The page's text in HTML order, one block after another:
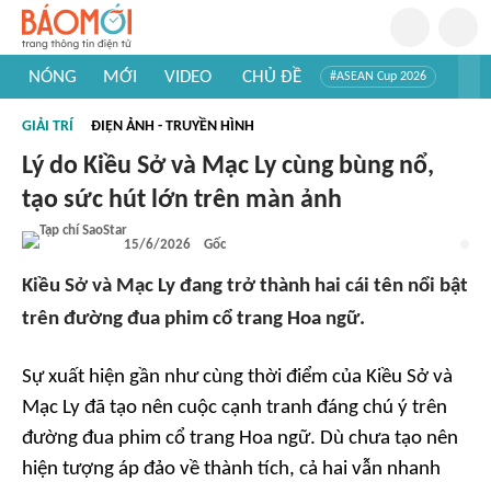
NÓNG MỚI VIDEO CHỦ ĐỀ #ASEAN Cup 2026
#Khám phá thế giới
GIẢI TRÍ ĐIỆN ẢNH - TRUYỀN HÌNH
Lý do Kiều Sở và Mạc Ly cùng bùng nổ,
tạo sức hút lớn trên màn ảnh
15/6/2026 Gốc
Kiều Sở và Mạc Ly đang trở thành hai cái tên nổi bật
trên đường đua phim cổ trang Hoa ngữ.
Sự xuất hiện gần như cùng thời điểm của Kiều Sở và
Mạc Ly đã tạo nên cuộc cạnh tranh đáng chú ý trên
đường đua phim cổ trang Hoa ngữ. Dù chưa tạo nên
hiện tượng áp đảo về thành tích, cả hai vẫn nhanh